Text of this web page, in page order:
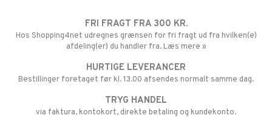
FRI FRAGT FRA 300 KR.
Hos Shopping4net udregnes grænsen for fri fragt ud fra hvilken(e)
afdeling(er) du handler fra. Læs mere »
HURTIGE LEVERANCER
Bestillinger foretaget før kl. 13.00 afsendes normalt samme dag.
TRYG HANDEL
via faktura, kontokort, direkte betaling og kundekonto.